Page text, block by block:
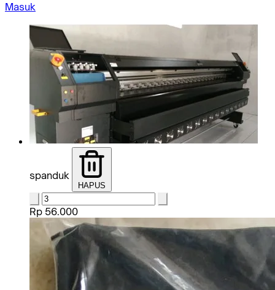
Masuk
spanduk
HAPUS
Rp 56.000